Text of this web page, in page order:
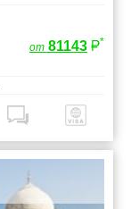
от 81143 *